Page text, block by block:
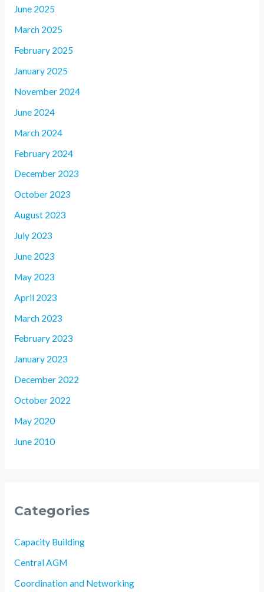
June 2025
March 2025
February 2025
January 2025
November 2024
June 2024
March 2024
February 2024
December 2023
October 2023
August 2023
July 2023
June 2023
May 2023
April 2023
March 2023
February 2023
January 2023
December 2022
October 2022
May 2020
June 2010
Categories
Capacity Building
Central AGM
Coordination and Networking